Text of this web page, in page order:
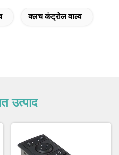
क्लच कंट्रोल वाल्व
उत्पाद